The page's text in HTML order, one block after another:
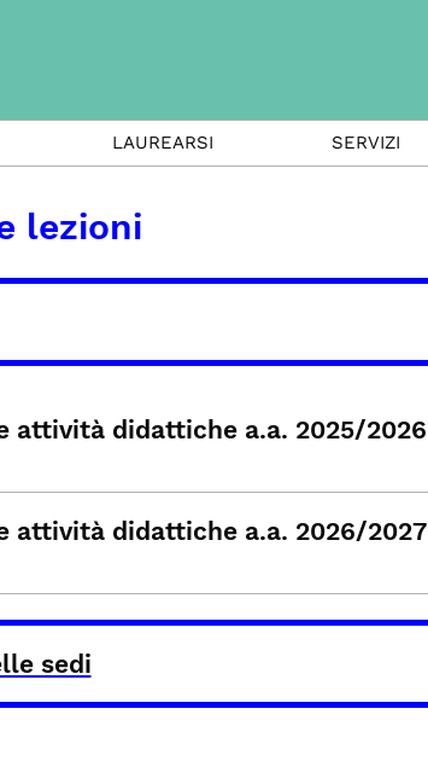
LAUREARSI SERVIZI
lezioni
attività didattiche a.a. 2025/2026
attività didattiche a.a. 2026/2027
sedi